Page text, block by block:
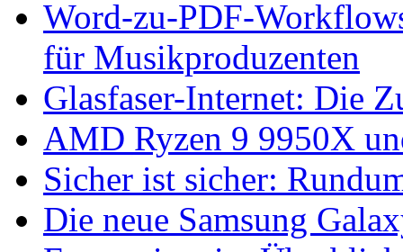
Word-zu-PDF-
für Musikproduzenten
Glasfaser-Internet: Die
AMD Ryzen 9 9950X
Sicher ist sicher:
Die neue Samsung